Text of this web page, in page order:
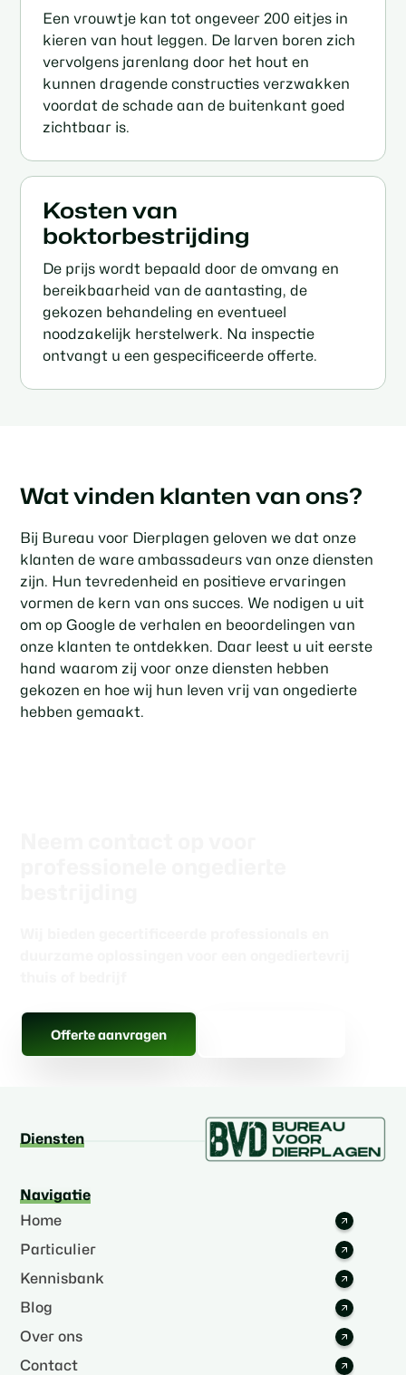
Een vrouwtje kan tot ongeveer 200 eitjes in
kieren van hout leggen. De larven boren zich
vervolgens jarenlang door het hout en
kunnen dragende constructies verzwakken
voordat de schade aan de buitenkant goed
zichtbaar is.
Kosten van
boktorbestrijding
De prijs wordt bepaald door de omvang en
bereikbaarheid van de aantasting, de
gekozen behandeling en eventueel
noodzakelijk herstelwerk. Na inspectie
ontvangt u een gespecificeerde offerte.
Wat vinden klanten van ons?
Bij Bureau voor Dierplagen geloven we dat onze
klanten de ware ambassadeurs van onze diensten
zijn. Hun tevredenheid en positieve ervaringen
vormen de kern van ons succes. We nodigen u uit
om op Google de verhalen en beoordelingen van
onze klanten te ontdekken. Daar leest u uit eerste
hand waarom zij voor onze diensten hebben
gekozen en hoe wij hun leven vrij van ongedierte
hebben gemaakt.
Offerte aanvragen
Diensten
Navigatie
Home
Particulier
Kennisbank
Blog
Over ons
Contact